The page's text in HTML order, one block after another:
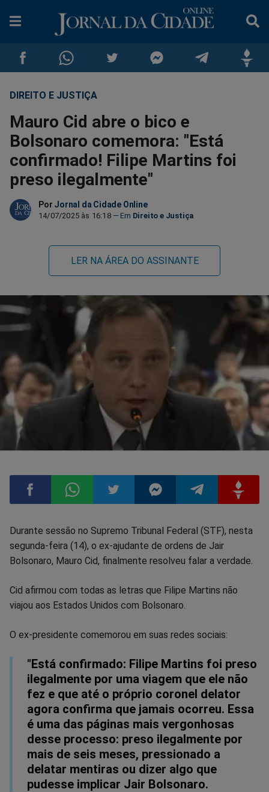
Compartilhar
no
Facebook
Compartilhar
no
Whatsapp
Compartilhar
no
Twitter
no
Messenger
no
TelegramGettr
DIREITO E JUSTIÇA
Mauro Cid abre o bico e
Bolsonaro comemora: "Está
confirmado! Filipe Martins foi
preso ilegalmente"
Por Jornal da Cidade Online
14/07/2025 às 16:18 Direito e Justiça
LER NA ÁREA DO ASSINANTE
Compartilhar
no
Facebook
Compartilhar
no
Whatsapp
Compartilhar
no
Twitter
Compartilhar
no
Messenger
Compartilhar
no
Telegram
no
Gettr
Durante sessão no Supremo Tribunal Federal (STF), nesta
segunda-feira (14), o ex-ajudante de ordens de Jair
Bolsonaro, Mauro Cid, finalmente resolveu falar a verdade.
Cid afirmou com todas as letras que Filipe Martins não
viajou aos Estados Unidos com Bolsonaro.
O ex-presidente comemorou em suas redes sociais:
"Está confirmado: Filipe Martins foi preso
ilegalmente por uma viagem que ele não
fez e que até o próprio coronel delator
agora confirma que jamais ocorreu. Essa
é uma das páginas mais vergonhosas
desse processo: preso ilegalmente por
mais de seis meses, pressionado a
delatar mentiras ou dizer algo que
pudesse implicar Jair Bolsonaro.